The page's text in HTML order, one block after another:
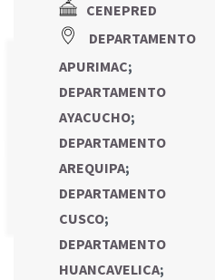
CENEPRED
DEPARTAMENTO
APURIMAC;
DEPARTAMENTO
AYACUCHO;
DEPARTAMENTO
AREQUIPA;
DEPARTAMENTO
CUSCO;
DEPARTAMENTO
HUANCAVELICA;